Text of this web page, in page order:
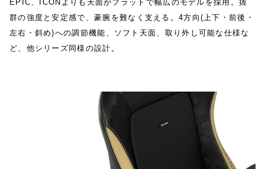
EPIC、ICONよりも天面がフラットで幅広のモデルを採用。抜
群の強度と安定感で、豪腕を難なく支える。4方向(上下・前後・
左右・斜め)への調節機能、ソフト天面、取り外し可能な仕様な
ど、他シリーズ同様の設計。